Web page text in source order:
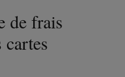
de frais
cartes